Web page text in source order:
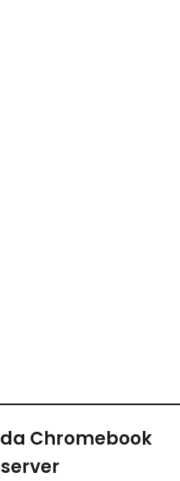
Chromebook